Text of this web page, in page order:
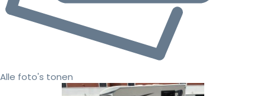
Alle foto's tonen